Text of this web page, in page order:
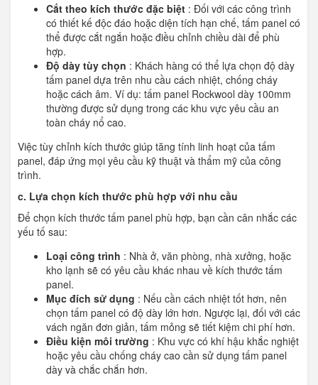
Cắt theo kích thước đặc biệt : Đối với các công trình
có thiết kế độc đáo hoặc diện tích hạn chế, tấm panel có
thể được cắt ngắn hoặc điều chỉnh chiều dài để phù
hợp.
Độ dày tùy chọn : Khách hàng có thể lựa chọn độ dày
tấm panel dựa trên nhu cầu cách nhiệt, chống cháy
hoặc cách âm. Ví dụ: tấm panel Rockwool dày 100mm
thường được sử dụng trong các khu vực yêu cầu an
toàn cháy nổ cao.
Việc tùy chỉnh kích thước giúp tăng tính linh hoạt của tấm
panel, đáp ứng mọi yêu cầu kỹ thuật và thẩm mỹ của công
trình.
c. Lựa chọn kích thước phù hợp với nhu cầu
Để chọn kích thước tấm panel phù hợp, bạn cần cân nhắc các
yếu tố sau:
Loại công trình : Nhà ở, văn phòng, nhà xưởng, hoặc
kho lạnh sẽ có yêu cầu khác nhau về kích thước tấm
panel.
Mục đích sử dụng : Nếu cần cách nhiệt tốt hơn, nên
chọn tấm panel có độ dày lớn hơn. Ngược lại, đối với các
vách ngăn đơn giản, tấm mỏng sẽ tiết kiệm chi phí hơn.
Điều kiện môi trường : Khu vực có khí hậu khắc nghiệt
hoặc yêu cầu chống cháy cao cần sử dụng tấm panel
dày và chắc chắn hơn.